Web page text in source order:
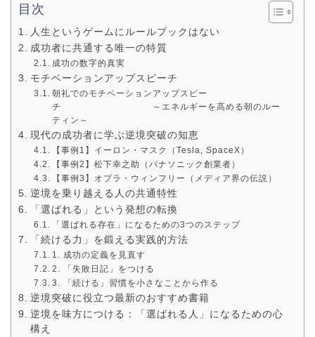
目次
人生というゲームにルールブックはない
成功者に共通する唯一の特質
成功の数字的真実
モチベーションアップスピーチ
朝礼でのモチベーションアップスピー
チ ～エネルギーを高める朝のルー
ティン～
現代の成功者に学ぶ逆境突破の知恵
【事例1】イーロン・マスク（Tesla, SpaceX）
【事例2】松下幸之助（パナソニック創業者）
【事例3】オプラ・ウィンフリー（メディア界の伝説）
逆境を乗り越える人の共通特性
「選ばれる」という発想の転換
「選ばれる存在」になるための3つのステップ
「続ける力」を鍛える実践的方法
1. 成功の定義を見直す
2. 「失敗日記」をつける
3. 「続ける」習慣を小さなことから作る
逆境突破に役立つ最新のおすすめ書籍
逆境を味方につける：「選ばれる人」になるための心
構え